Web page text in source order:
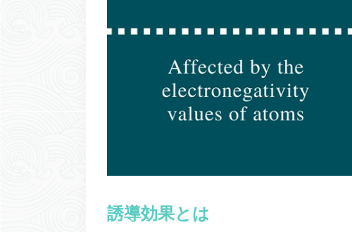
誘導効果とは